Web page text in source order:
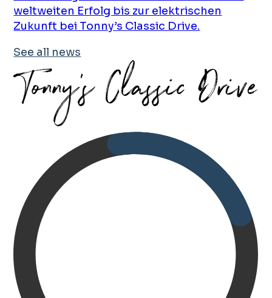
weltweiten Erfolg bis zur elektrischen
Zukunft bei Tonny’s Classic Drive.
See all news